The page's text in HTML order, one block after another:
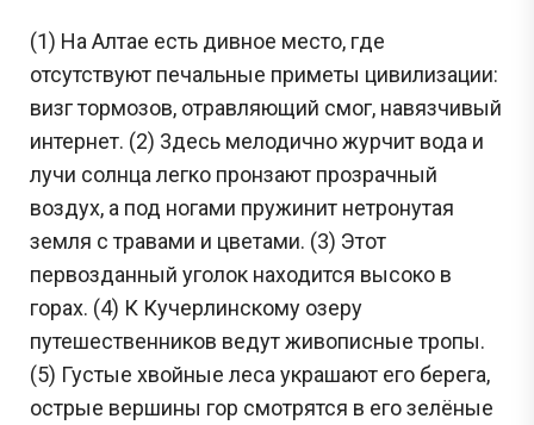
(1) На Алтае есть дивное место, где
отсутствуют печальные приметы цивилизации:
визг тормозов, отравляющий смог, навязчивый
интернет. (2) 3десь мелодично журчит вода и
лучи солнца легко пронзают прозрачный
воздух, а под ногами пружинит нетронутая
земля с травами и цветами. (3) Этот
первозданный уголок находится высоко в
горах. (4) К Кучерлинскому озеру
путешественников ведут живописные тропы.
(5) Густые хвойные леса украшают его берега,
острые вершины гор смотрятся в его зелёные